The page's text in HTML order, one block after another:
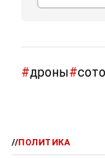
#дроны#
//ПОЛИТИКА